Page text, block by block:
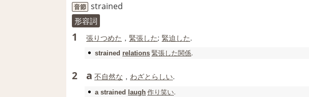
音節 strained
形容詞
1 張りつめた ， 緊張した; 緊迫した.
strained relations 緊張した関係.
2 a 不自然な ， わざとらしい.
a strained laugh 作り笑い.